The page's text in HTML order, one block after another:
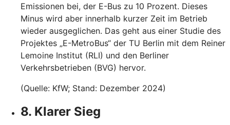
Emissionen bei, der E-Bus zu 10 Prozent. Dieses
Minus wird aber innerhalb kurzer Zeit im Betrieb
wieder ausgeglichen. Das geht aus einer Studie des
Projektes „E-MetroBus“ der TU Berlin mit dem Reiner
Lemoine Institut (RLI) und den Berliner
Verkehrsbetrieben (BVG) hervor.
(Quelle: KfW; Stand: Dezember 2024)
8. Klarer Sieg